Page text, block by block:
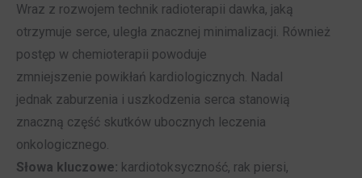
Wraz z rozwojem technik radioterapii dawka, jaką
otrzymuje serce, uległa znacznej minimalizacji. Również
postęp w chemioterapii powoduje
zmniejszenie powikłań kardiologicznych. Nadal
jednak zaburzenia i uszkodzenia serca stanowią
znaczną część skutków ubocznych leczenia
onkologicznego.
Słowa kluczowe: kardiotoksyczność, rak piersi,